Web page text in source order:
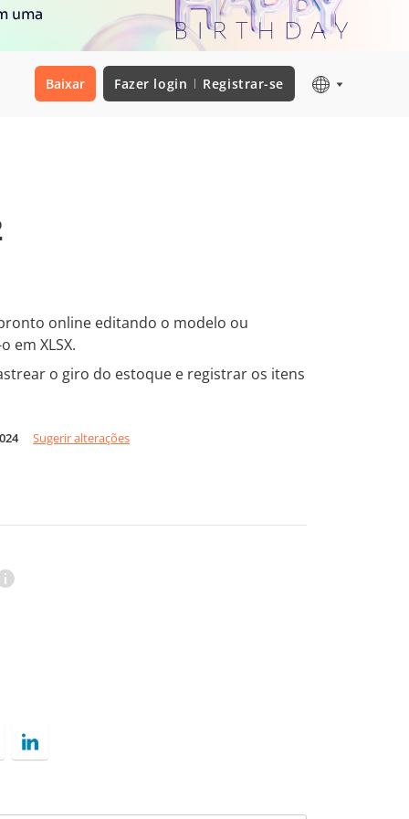
uma
Baixar Fazer login Registrar-se
online editando o modelo ou
em XLSX.
o giro do estoque e registrar os itens
Sugerir alterações